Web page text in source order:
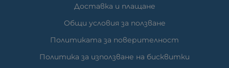
Доставка и плащане
Общи условия за ползване
Политиката за поверителност
Политика за използване на бисквитки